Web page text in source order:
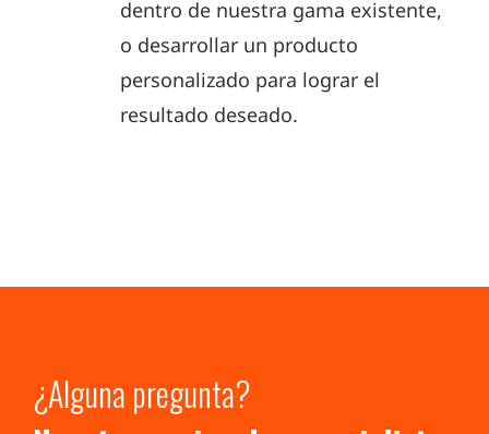
dentro de nuestra gama existente,
o desarrollar un producto
personalizado para lograr el
resultado deseado.
¿Alguna pregunta?